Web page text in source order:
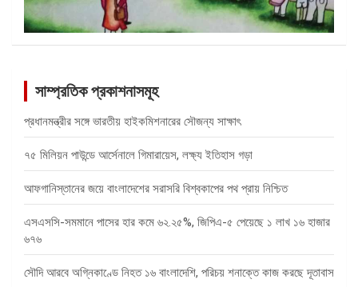
সাম্প্রতিক প্রকাশনাসমূহ
প্রধানমন্ত্রীর সঙ্গে ভারতীয় হাইকমিশনারের সৌজন্য সাক্ষাৎ
৭৫ মিলিয়ন পাউন্ডে আর্সেনালে গিমারায়েস, লক্ষ্য ইতিহাস গড়া
আফগানিস্তানের জয়ে বাংলাদেশের সরাসরি বিশ্বকাপের পথ প্রায় নিশ্চিত
এসএসসি-সমমানে পাসের হার কমে ৬২.২৫%, জিপিএ-৫ পেয়েছে ১ লাখ ১৬ হাজার
৬৭৬
সৌদি আরবে অগ্নিকাণ্ডে নিহত ১৬ বাংলাদেশি, পরিচয় শনাক্তে কাজ করছে দূতাবাস